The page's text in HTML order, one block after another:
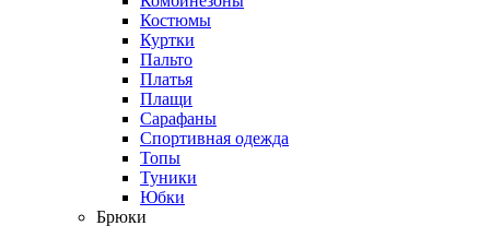
Костюмы
Куртки
Пальто
Платья
Плащи
Сарафаны
Спортивная одежда
Топы
Туники
Юбки
Брюки